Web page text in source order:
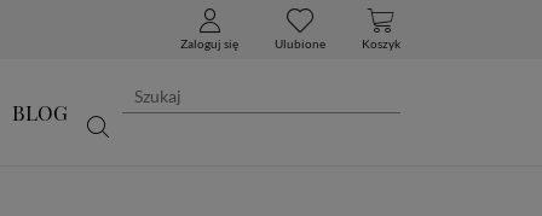
Zaloguj się Ulubione Koszyk
BLOG